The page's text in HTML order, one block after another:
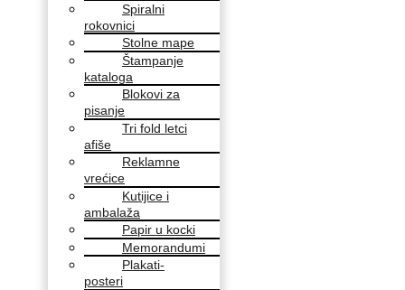
Spiralni
rokovnici
Stolne mape
Štampanje
kataloga
Blokovi za
pisanje
Tri fold letci
afiše
Reklamne
vrećice
Kutijice i
ambalaža
Papir u kocki
Memorandumi
Plakati-
posteri